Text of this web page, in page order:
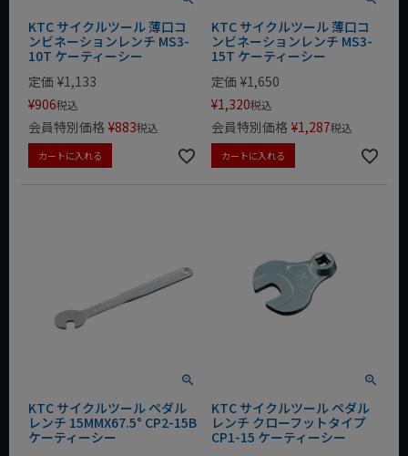
KTC サイクルツール 薄口コ
ンビネーションレンチ MS3-
10T ケーティーシー
定価 ¥1,133
¥906税込
会員特別価格 ¥883税込
カートに入れる
KTC サイクルツール 薄口コ
ンビネーションレンチ MS3-
15T ケーティーシー
定価 ¥1,650
¥1,320税込
会員特別価格 ¥1,287税込
カートに入れる
KTC サイクルツール ペダル
レンチ 15MMX67.5° CP2-15B
ケーティーシー
KTC サイクルツール ペダル
レンチ クローフットタイプ
CP1-15 ケーティーシー